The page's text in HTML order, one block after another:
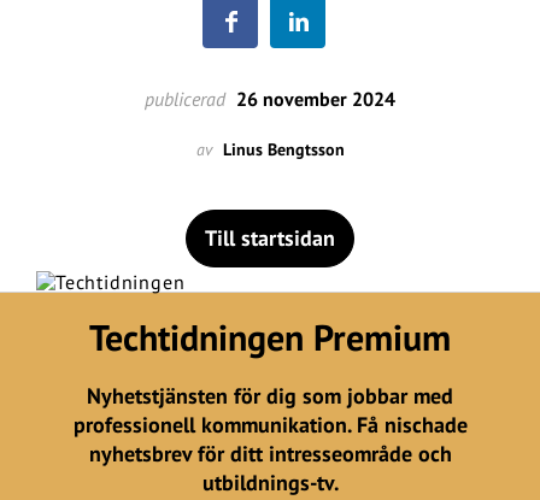
publicerad 26 november 2024
av Linus Bengtsson
Till startsidan
Techtidningen Premium
Nyhetstjänsten för dig som jobbar med
professionell kommunikation. Få nischade
nyhetsbrev för ditt intresseområde och
utbildnings-tv.